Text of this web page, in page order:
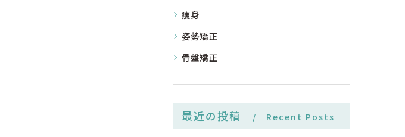
痩身
姿勢矯正
骨盤矯正
最近の投稿 Recent Posts